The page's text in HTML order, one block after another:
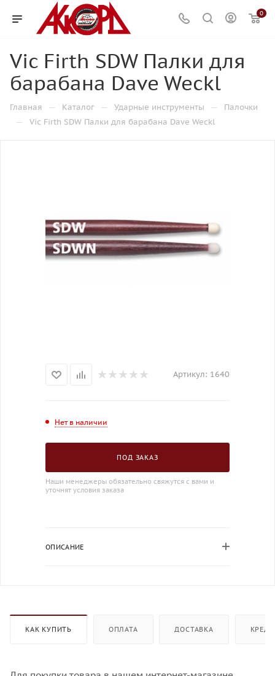
0
Vic Firth SDW Палки для
барабана Dave Weckl
Главная — Каталог — Ударные инструменты — Палочки
— Vic Firth SDW Палки для барабана Dave Weckl
Артикул: 1640
Нет в наличии
ПОД ЗАКАЗ
Наши менеджеры обязательно свяжутся с вами и
уточнят условия заказа
ОПИСАНИЕ
КАК КУПИТЬ ОПЛАТА ДОСТАВКА